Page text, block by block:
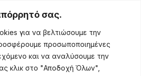
σας.
για να βελτιώσουμε την
προσωποποιημένες
και να αναλύσουμε την
κλικ στο "Αποδοχή Όλων",